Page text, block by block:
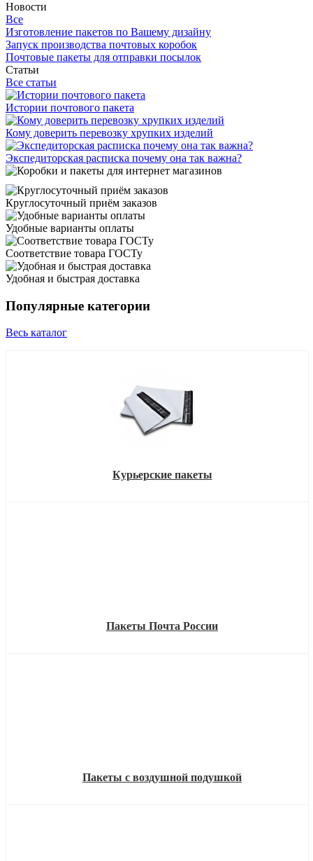
Новости
Все
Изготовление пакетов по Вашему дизайну
Запуск производства почтовых коробок
Почтовые пакеты для отправки посылок
Статьи
Все статьи
Истории почтового пакета
Кому доверить перевозку хрупких изделий
Экспедиторская расписка почему она так важна?
Круглосуточный приём заказов
Удобные варианты оплаты
Соответствие товара ГОСТу
Удобная и быстрая доставка
Популярные категории
Весь каталог
Курьерские пакеты
Пакеты Почта России
Пакеты с воздушной подушкой